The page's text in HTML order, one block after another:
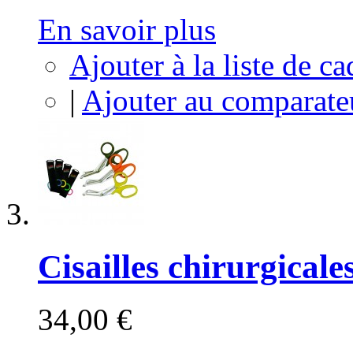
En savoir plus
Ajouter à la liste de
| Ajouter au
Cisailles
34,00 €